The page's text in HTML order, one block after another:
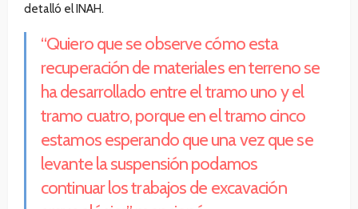
detalló el INAH.
“Quiero que se observe cómo esta
recuperación de materiales en terreno se
ha desarrollado entre el tramo uno y el
tramo cuatro, porque en el tramo cinco
estamos esperando que una vez que se
levante la suspensión podamos
continuar los trabajos de excavación